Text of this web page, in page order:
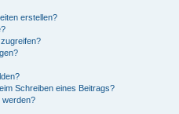
erstellen?
Schreiben eines Beitrags?
werden?